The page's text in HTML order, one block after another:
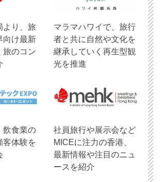
より、旅
向け最新
旅のコン
マラマハワイで、旅行
者と共に自然や文化を
継承していく再生型観
光を推進
飲食業の
客体験を
社員旅行や展示会など
MICEに注力の香港、
最新情報や注目のニュ
ースを紹介